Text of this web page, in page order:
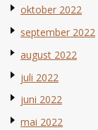
oktober 2022
september 2022
august 2022
juli 2022
juni 2022
mai 2022